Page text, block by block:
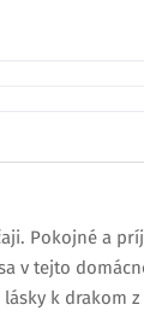
Pokojné a
v tejto
k drakom